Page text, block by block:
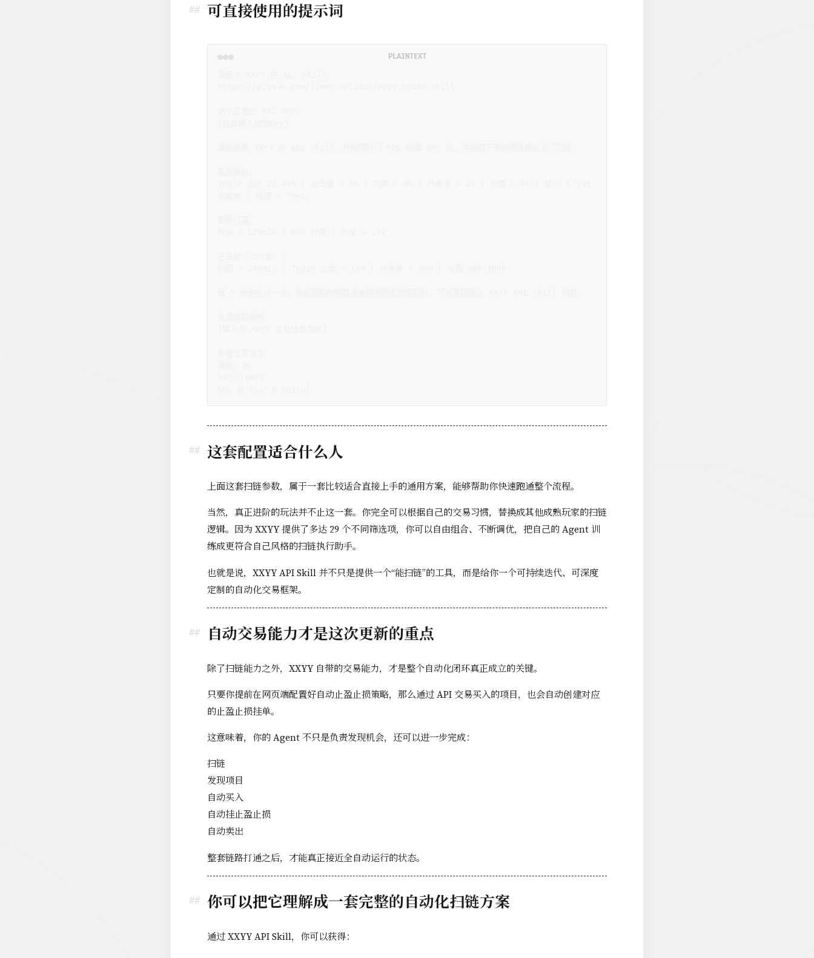
可直接使用的提示词
PLAINTEXT
这套配置适合什么人
上面这套扫链参数，属于一套比较适合直接上手的通用方案，能够帮助你快速跑通整个流程。
当然，真正进阶的玩法并不止这一套。你完全可以根据自己的交易习惯，替换成其他成熟玩家的扫链
逻辑。因为 XXYY 提供了多达 29 个不同筛选项，你可以自由组合、不断调优，把自己的 Agent 训
练成更符合自己风格的扫链执行助手。
也就是说，XXYY API Skill 并不只是提供一个“能扫链”的工具，而是给你一个可持续迭代、可深度
定制的自动化交易框架。
自动交易能力才是这次更新的重点
除了扫链能力之外，XXYY 自带的交易能力，才是整个自动化闭环真正成立的关键。
只要你提前在网页端配置好自动止盈止损策略，那么通过 API 交易买入的项目，也会自动创建对应
的止盈止损挂单。
这意味着，你的 Agent 不只是负责发现机会，还可以进一步完成：
扫链
发现项目
自动买入
自动挂止盈止损
自动卖出
整套链路打通之后，才能真正接近全自动运行的状态。
你可以把它理解成一套完整的自动化扫链方案
通过 XXYY API Skill，你可以获得：